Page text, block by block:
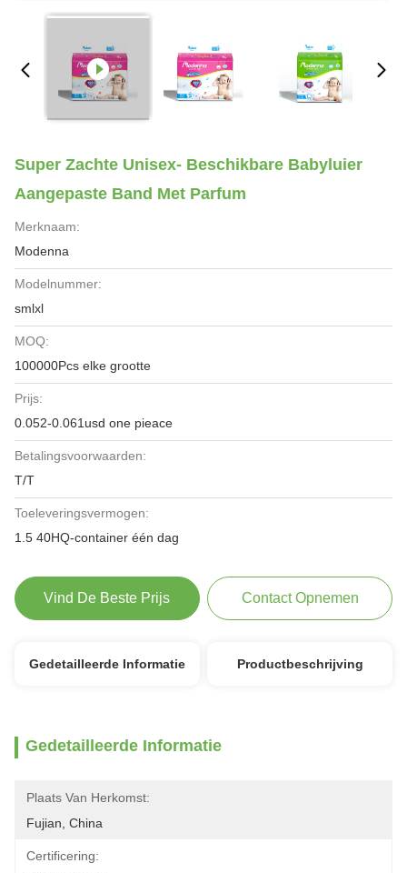
Super Zachte Unisex- Beschikbare Babyluier
Aangepaste Band Met Parfum
Merknaam:
Modenna
Modelnummer:
smlxl
MOQ:
100000Pcs elke grootte
Prijs:
0.052-0.061usd one pieace
Betalingsvoorwaarden:
T/T
Toeleveringsvermogen:
1.5 40HQ-container één dag
Vind De Beste Prijs Contact Opnemen
Gedetailleerde Informatie Productbeschrijving
Gedetailleerde Informatie
Plaats Van Herkomst:
Fujian, China
Certificering: